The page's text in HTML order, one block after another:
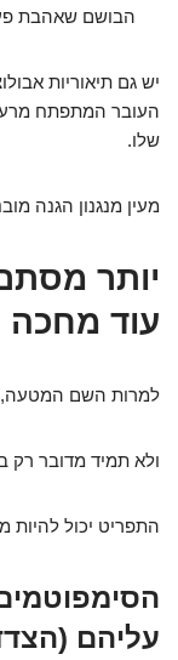
הבושם שאהבת
יש גם תיאוריות
העובר המתפתח
שלו.
מעין מנגנון הגנה
יותר
עוד מחכה
למרות השם המטעה,
ולא תמיד מדובר רק
התפריט יכול להיות
עליהם